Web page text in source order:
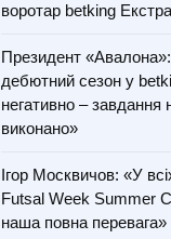
воротар betking
Президент
дебютний сезон у
негативно – завдання
виконано»
Ігор Москвичов: «У
Futsal Week Summer
наша повна перевага»